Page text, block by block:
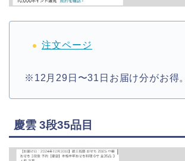
注文ページ
※12月29日〜31日お届け分がお得。
慶雲 3段35品目